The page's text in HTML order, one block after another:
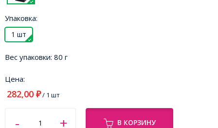
Упаковка:
1 шт
Вес упаковки: 80 г
Цена:
282,00 ₽/ 1 шт
В КОРЗИНУ